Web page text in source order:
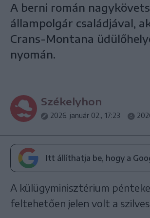
A berni román
állampolgár családjával,
Crans-Montana
nyomán.
Székelyhon
2026. január 02., 17:23
Itt állíthatja be, hogy a
A külügyminisztérium
feltehetően jelen volt a